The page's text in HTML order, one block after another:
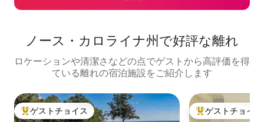
ノース・カロライナ州で好評な離れ
ロケーションや清潔さなどの点でゲストから高評価を得
ている離れの宿泊施設をご紹介します
大好評のゲストチョイスです。
ゲストチョイス 大好評のゲスト
ゲストチョイス